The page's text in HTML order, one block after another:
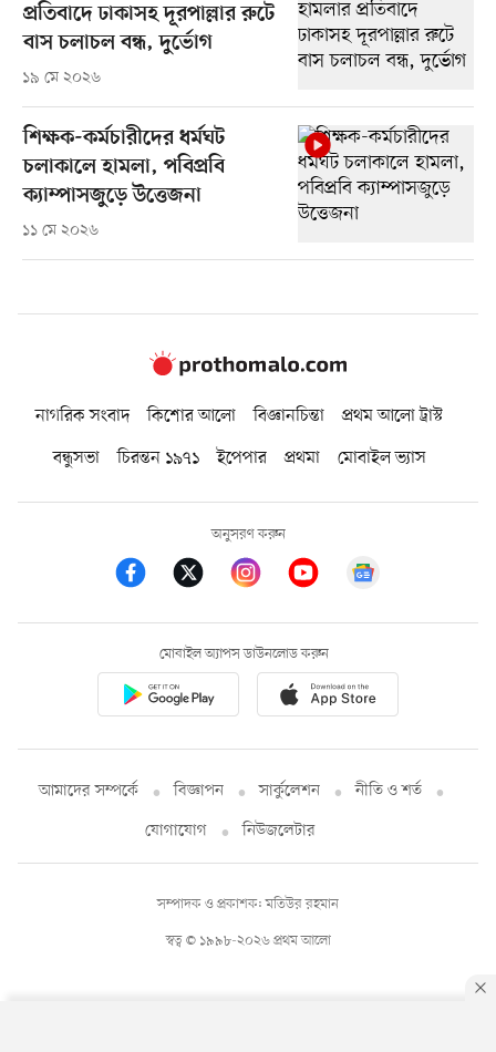
প্রতিবাদে ঢাকাসহ দূরপাল্লার রুটে
বাস চলাচল বন্ধ, দুর্ভোগ
১৯ মে ২০২৬
শিক্ষক-কর্মচারীদের ধর্মঘট
চলাকালে হামলা, পবিপ্রবি
ক্যাম্পাসজুড়ে উত্তেজনা
১১ মে ২০২৬
নাগরিক সংবাদ কিশোর আলো বিজ্ঞানচিন্তা
প্রথম আলো ট্রাস্ট
বন্ধুসভা
চিরন্তন ১৯৭১ ইপেপার প্রথমা মোবাইল ভ্যাস
অনুসরণ করুন
মোবাইল অ্যাপস ডাউনলোড করুন
আমাদের সম্পর্কে বিজ্ঞাপন সার্কুলেশন
নীতি ও শর্ত
যোগাযোগ
নিউজলেটার
স্বত্ব © ১৯৯৮-২০২৬ প্রথম আলো
সম্পাদক ও প্রকাশক: মতিউর রহমান